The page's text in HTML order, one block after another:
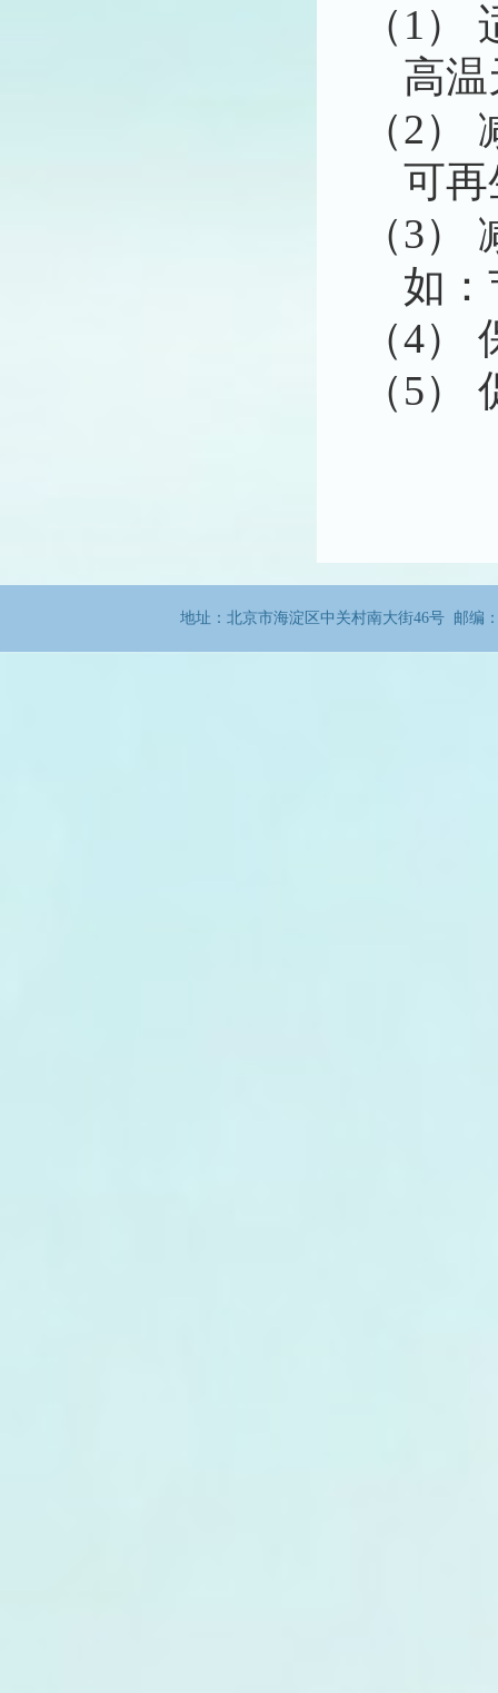
（1）
高
（2）
可
（3）
如
（4）
（5）
地址：北京市海淀区中关村南大街46号 邮编